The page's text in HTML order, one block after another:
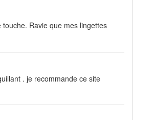
Ravie que mes lingettes
. je recommande ce site